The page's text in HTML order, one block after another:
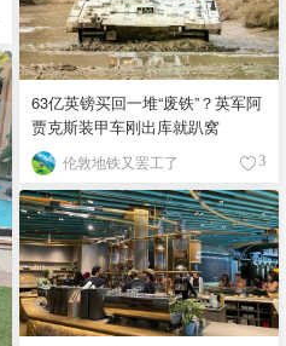
63亿英镑买回一堆“废铁”？英军阿
贾克斯装甲车刚出库就趴窝
伦敦地铁又罢工了 3